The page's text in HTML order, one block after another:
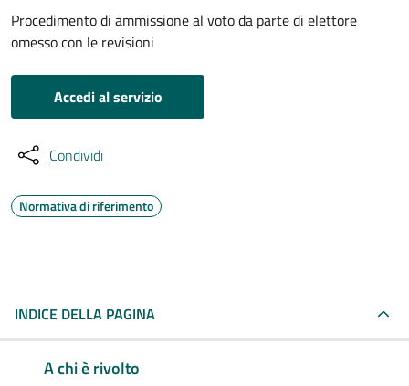
Procedimento di ammissione al voto da parte di elettore
omesso con le revisioni
Accedi al servizio
Condividi
Normativa di riferimento
INDICE DELLA PAGINA
A chi è rivolto